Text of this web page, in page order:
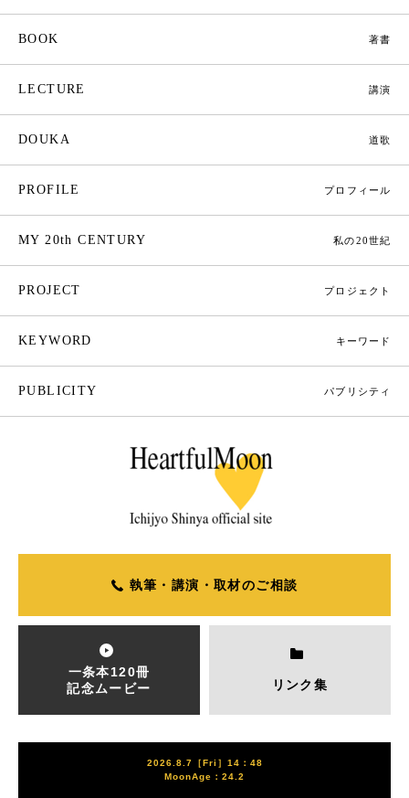
BOOK 著書
LECTURE 講演
DOUKA 道歌
PROFILE プロフィール
MY 20th CENTURY 私の20世紀
PROJECT プロジェクト
KEYWORD キーワード
PUBLICITY パブリシティ
執筆・講演・取材のご相談
一条本120冊
記念ムービー
リンク集
2026.8.7［Fri］14：48
MoonAge：24.2